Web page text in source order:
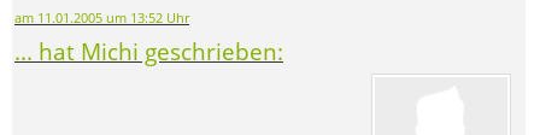
am 11.01.2005 um 13:52 Uhr
... hat Michi geschrieben: